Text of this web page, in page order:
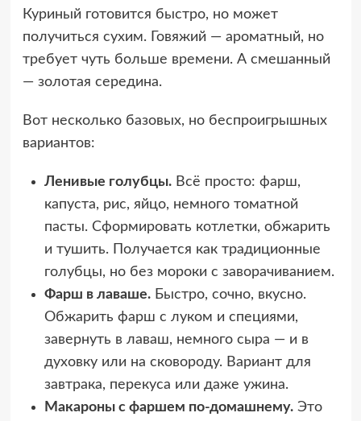
Куриный готовится быстро, но может
получиться сухим. Говяжий — ароматный, но
требует чуть больше времени. А смешанный
— золотая середина.
Вот несколько базовых, но беспроигрышных
вариантов:
Ленивые голубцы.Всё просто: фарш,
капуста, рис, яйцо, немного томатной
пасты. Сформировать котлетки, обжарить
и тушить. Получается как традиционные
голубцы, но без мороки с заворачиванием.
Фарш в лаваше.Быстро, сочно, вкусно.
Обжарить фарш с луком и специями,
завернуть в лаваш, немного сыра — и в
духовку или на сковороду. Вариант для
завтрака, перекуса или даже ужина.
Макароны с фаршем по-домашнему.Это